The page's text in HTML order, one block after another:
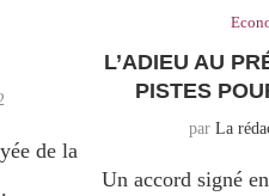
de la
L’ADIEU AU
PISTES
parLa
Un accord signé